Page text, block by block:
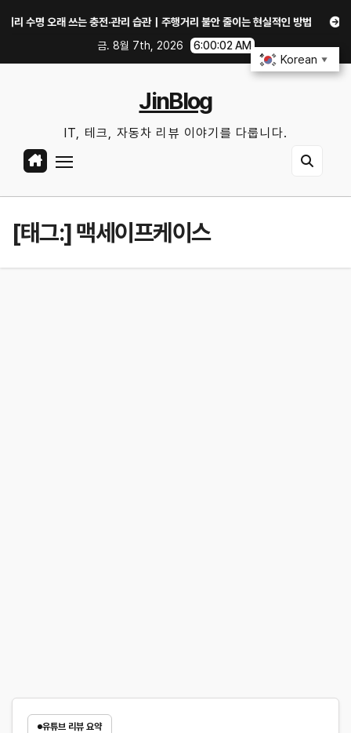
오래 쓰는 충전·관리 습관｜주행거리 불안 줄이는 현실적인 방법
iOS
금. 8월 7th, 2026
6:00:02 AM
JinBlog
IT, 테크, 자동차 리뷰 이야기를 다룹니다.
[태그:]맥세이프케이스
유튜브 리뷰 요약
Korean ▼